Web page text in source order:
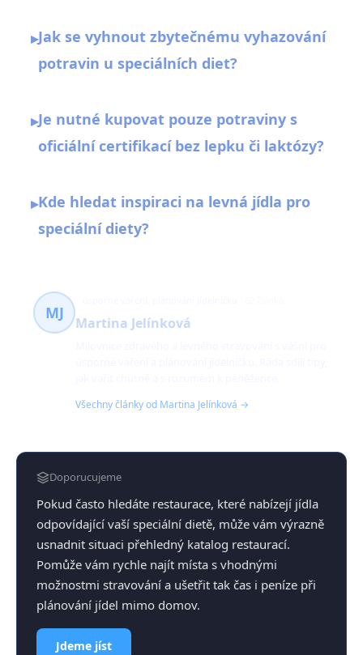
▸Jak se vyhnout zbytečnému vyhazování
potravin u speciálních diet?
▸Je nutné kupovat pouze potraviny s
oficiální certifikací bez lepku či laktózy?
▸Kde hledat inspiraci na levná jídla pro
speciální diety?
MJ
Martina Jelínková
Všechny články od Martina Jelínková →
Doporucujeme
Pokud často hledáte restaurace, které nabízejí jídla
odpovídající vaší speciální dietě, může vám výrazně
usnadnit situaci přehledný katalog restaurací.
Pomůže vám rychle najít místa s vhodnými
možnostmi stravování a ušetřit tak čas i peníze při
plánování jídel mimo domov.
Jdeme jíst